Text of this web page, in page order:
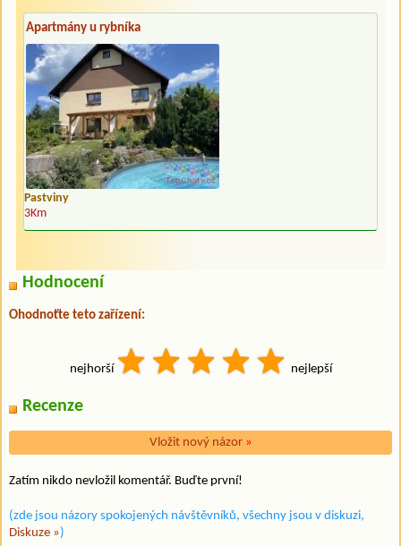
Apartmány u rybníka
Pastviny
3Km
Hodnocení
Ohodnoťte teto zařízení:
nejhorší nejlepší
Recenze
Vložit nový názor »
Zatím nikdo nevložil komentář. Buďte první!
(zde jsou názory spokojených návštěvníků, všechny jsou v diskuzi,
Diskuze »)